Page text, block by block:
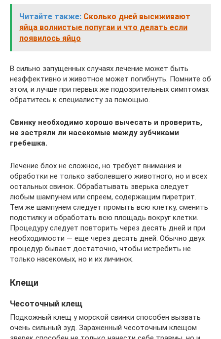
Читайте также: Сколько дней высиживают
яйца волнистые попугаи и что делать если
появилось яйцо
В сильно запущенных случаях лечение может быть
неэффективно и животное может погибнуть. Помните об
этом, и лучше при первых же подозрительных симптомах
обратитесь к специалисту за помощью.
Свинку необходимо хорошо вычесать и проверить,
не застряли ли насекомые между зубчиками
гребешка.
Лечение блох не сложное, но требует внимания и
обработки не только заболевшего животного, но и всех
остальных свинок. Обрабатывать зверька следует
любым шампунем или спреем, содержащим пиретрит.
Тем же шампунем следует промыть всю клетку, сменить
подстилку и обработать всю площадь вокруг клетки.
Процедуру следует повторить через десять дней и при
необходимости — еще через десять дней. Обычно двух
процедур бывает достаточно, чтобы истребить не
только насекомых, но и их личинок.
Клещи
Чесоточный клещ
Подкожный клещ у морской свинки способен вызвать
очень сильный зуд. Зараженный чесоточным клещом